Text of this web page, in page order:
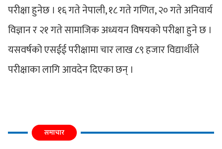
परीक्षा हुनेछ । १६ गते नेपाली, १८ गते गणित, २० गते अनिवार्य
विज्ञान र २१ गते सामाजिक अध्ययन विषयको परीक्षा हुने छ ।
यसवर्षको एसईई परीक्षामा चार लाख ८९ हजार विद्यार्थीले
परीक्षाका लागि आवदेन दिएका छन् ।
समाचार